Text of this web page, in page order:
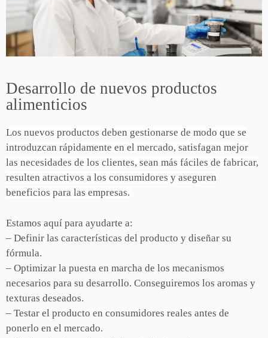
Desarrollo de nuevos productos
alimenticios
Los nuevos productos deben gestionarse de modo que se
introduzcan rápidamente en el mercado, satisfagan mejor
las necesidades de los clientes, sean más fáciles de fabricar,
resulten atractivos a los consumidores y aseguren
beneficios para las empresas.
Estamos aquí para ayudarte a:
– Definir las características del producto y diseñar su
fórmula.
– Optimizar la puesta en marcha de los mecanismos
necesarios para su desarrollo. Conseguiremos los aromas y
texturas deseados.
– Testar el producto en consumidores reales antes de
ponerlo en el mercado.